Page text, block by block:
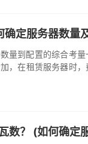
确定服务器数量
到配置的综合考量
，在租赁服务器时，
务器数量的关键因
数？ (如何确定